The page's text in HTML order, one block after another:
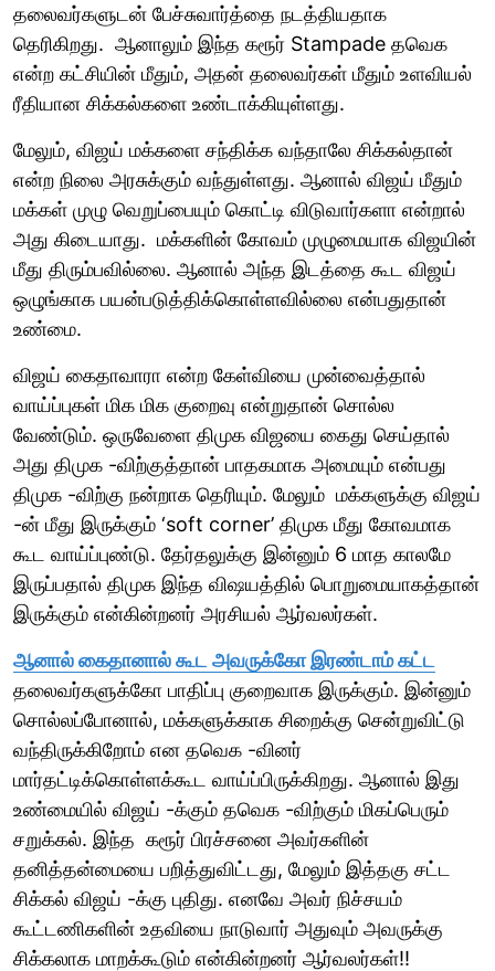
தலைவர்களுடன் பேச்சுவார்த்தை நடத்தியதாக
தெரிகிறது. ஆனாலும் இந்த கரூர் Stampade தவெக
என்ற கட்சியின் மீதும், அதன் தலைவர்கள் மீதும் உளவியல்
ரீதியான சிக்கல்களை உண்டாக்கியுள்ளது.
மேலும், விஜய் மக்களை சந்திக்க வந்தாலே சிக்கல்தான்
என்ற நிலை அரசுக்கும் வந்துள்ளது. ஆனால் விஜய் மீதும்
மக்கள் முழு வெறுப்பையும் கொட்டி விடுவார்களா என்றால்
அது கிடையாது. மக்களின் கோவம் முழுமையாக விஜயின்
மீது திரும்பவில்லை. ஆனால் அந்த இடத்தை கூட விஜய்
ஒழுங்காக பயன்படுத்திக்கொள்ளவில்லை என்பதுதான்
உண்மை.
விஜய் கைதாவாரா என்ற கேள்வியை முன்வைத்தால்
வாய்ப்புகள் மிக மிக குறைவு என்றுதான் சொல்ல
வேண்டும். ஒருவேளை திமுக விஜயை கைது செய்தால்
அது திமுக -விற்குத்தான் பாதகமாக அமையும் என்பது
திமுக -விற்கு நன்றாக தெரியும். மேலும் மக்களுக்கு விஜய்
-ன் மீது இருக்கும் ‘soft corner’ திமுக மீது கோவமாக
கூட வாய்ப்புண்டு. தேர்தலுக்கு இன்னும் 6 மாத காலமே
இருப்பதால் திமுக இந்த விஷயத்தில் பொறுமையாகத்தான்
இருக்கும் என்கின்றனர் அரசியல் ஆர்வலர்கள்.
ஆனால் கைதானால் கூட அவருக்கோ இரண்டாம் கட்ட
தலைவர்களுக்கோ பாதிப்பு குறைவாக இருக்கும். இன்னும்
சொல்லப்போனால், மக்களுக்காக சிறைக்கு சென்றுவிட்டு
வந்திருக்கிறோம் என தவெக -வினர்
மார்தட்டிக்கொள்ளக்கூட வாய்ப்பிருக்கிறது. ஆனால் இது
உண்மையில் விஜய் -க்கும் தவெக -விற்கும் மிகப்பெரும்
சறுக்கல். இந்த கரூர் பிரச்சனை அவர்களின்
தனித்தன்மையை பறித்துவிட்டது, மேலும் இத்தகு சட்ட
சிக்கல் விஜய் -க்கு புதிது. எனவே அவர் நிச்சயம்
கூட்டணிகளின் உதவியை நாடுவார் அதுவும் அவருக்கு
சிக்கலாக மாறக்கூடும் என்கின்றனர் ஆர்வலர்கள்!!